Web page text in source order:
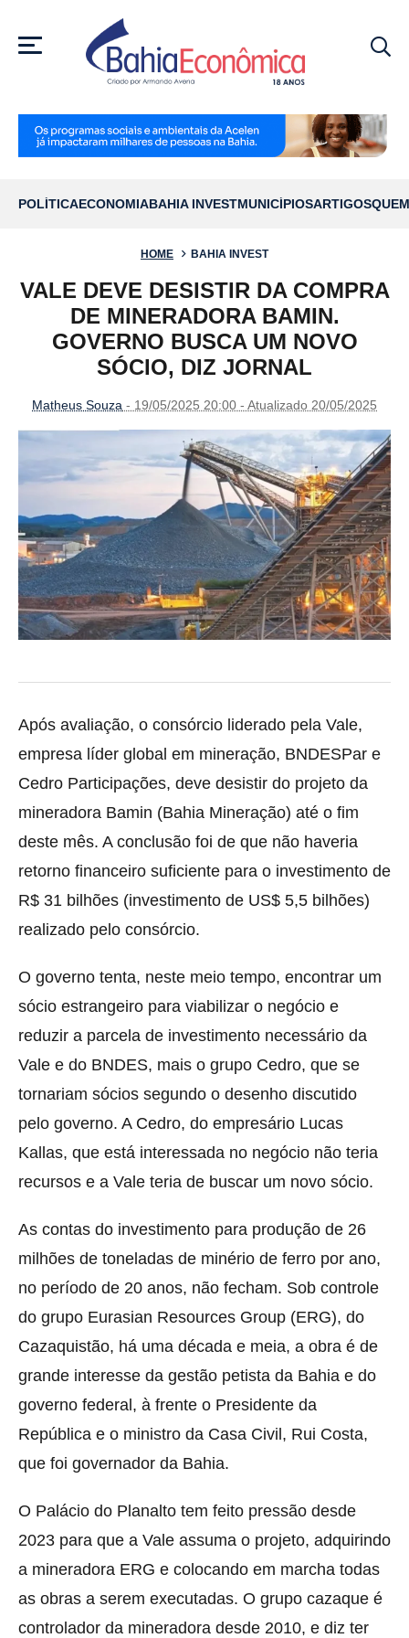
MENU
POLÍTICAECONOMIABAHIA INVESTMUNICÍPIOSARTIGOS
HOME BAHIA INVEST
VALE DEVE DESISTIR DA COMPRA
DE MINERADORA BAMIN.
GOVERNO BUSCA UM NOVO
SÓCIO, DIZ JORNAL
Matheus Souza - 19/05/2025 20:00 - Atualizado 20/05/2025
Após avaliação, o consórcio liderado pela Vale,
empresa líder global em mineração, BNDESPar e
Cedro Participações, deve desistir do projeto da
mineradora Bamin (Bahia Mineração) até o fim
deste mês. A conclusão foi de que não haveria
retorno financeiro suficiente para o investimento de
R$ 31 bilhões (investimento de US$ 5,5 bilhões)
realizado pelo consórcio.
O governo tenta, neste meio tempo, encontrar um
sócio estrangeiro para viabilizar o negócio e
reduzir a parcela de investimento necessário da
Vale e do BNDES, mais o grupo Cedro, que se
tornariam sócios segundo o desenho discutido
pelo governo. A Cedro, do empresário Lucas
Kallas, que está interessada no negócio não teria
recursos e a Vale teria de buscar um novo sócio.
As contas do investimento para produção de 26
milhões de toneladas de minério de ferro por ano,
no período de 20 anos, não fecham. Sob controle
do grupo Eurasian Resources Group (ERG), do
Cazaquistão, há uma década e meia, a obra é de
grande interesse da gestão petista da Bahia e do
governo federal, à frente o Presidente da
República e o ministro da Casa Civil, Rui Costa,
que foi governador da Bahia.
O Palácio do Planalto tem feito pressão desde
2023 para que a Vale assuma o projeto, adquirindo
a mineradora ERG e colocando em marcha todas
as obras a serem executadas. O grupo cazaque é
controlador da mineradora desde 2010, e diz ter